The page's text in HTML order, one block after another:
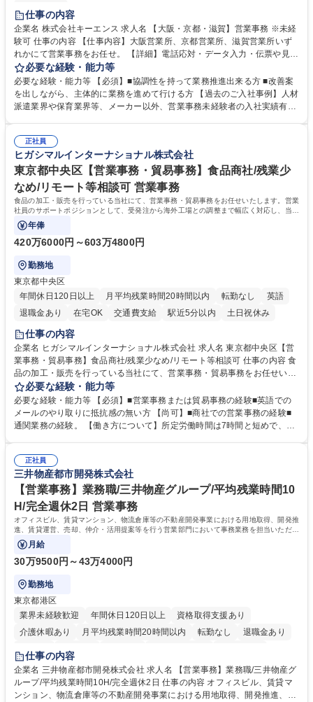
土日祝休み
仕事の内容
企業名 株式会社キーエンス 求人名 【大阪・京都・滋賀】営業事務 ※未経
験可 仕事の内容 【仕事内容】大阪営業所、京都営業所、滋賀営業所いず
れかにて営業事務をお任せ。 【詳細】電話応対・データ入力・伝票や見積
の作成・カタログ送付・来客対応・営業所内で発生する事務業務や業務改
善をお任せ。 【教育制度】ご入社後、育成担当とペアになりながらOJTに
て業務を覚えていただくことが可能です。業務システムがきちんと構築さ
れているため、スムーズに仕事に慣れることができる環境です。また、
募集職種 【大阪・京都・滋賀】営業事務 ※未経験可
必要な経験・能力等
必要な経験・能力等 【必須】■協調性を持って業務推進出来る方 ■改善案
を出しながら、主体的に業務を進めて行ける方 【過去のご入社事例】人材
派遣業界や保育業界等、メーカー以外、営業事務未経験者の入社実績有
えて、お客様や社員の状況に合わせ、能動的なサポート、改善の動きも期
待され。組織を支えるスペシャリストとして、チームに貢献し、結果的に
社員から頼られる存在になることができます。平均19:30の退勤以降の業
務の持ち帰りも禁止されており、メリハリのある働き方となります。 学
歴・資格 学歴：大学院 大学 高専 短大 語学力： 資格：
正社員
ヒガシマルインターナショナル株式会社
東京都中央区【営業事務・貿易事務】食品商社/残業少
なめ/リモート等相談可 営業事務
食品の加工・販売を行っている当社にて、営業事務・貿易事務をお任せいたします。営業
社員のサポートポジションとして、受発注から海外工場との調整まで幅広く対応し、当社
事業の根幹を支えていただきます。
年俸
420万6000円～603万4800円
勤務地
東京都中央区
年間休日120日以上
月平均残業時間20時間以内 転勤なし
英語
退職金あり
在宅OK 交通費支給 駅近5分以内 土日祝休み
仕事の内容
企業名 ヒガシマルインターナショナル株式会社 求人名 東京都中央区【営
業事務・貿易事務】食品商社/残業少なめ/リモート等相談可 仕事の内容 食
品の加工・販売を行っている当社にて、営業事務・貿易事務をお任せいた
します。営業社員のサポートポジションとして、受発注から海外工場との
調整まで幅広く対応し、当社事業の根幹を支えていただきます。 ■受発注
業務、請求書発行 ■海外工場とのスケジュール調整 ■在庫管理 ■輸入書類
の確認・作成 ■配送手配 ■通関業者を通して行う輸出入業全般 ■倉庫との
ルプロデュースしているため、商品に関わる全ての業務をサポート頂きま
す。 募集職種 東京都中央区【営業事務・貿易事務】食品商社/残業少なめ/
リモート等相談可
必要な経験・能力等
必要な経験・能力等 【必須】■営業事務または貿易事務の経験■英語での
メールのやり取りに抵抗感の無い方 【尚可】■商社での営業事務の経験■
通関業務の経験。 【働き方について】所定労働時間は7時間と短めで、残
の強み】1991年の設立以来、外食産業を中心としたお客様の多様なニー
ズに沿った冷凍水産物等の生産・輸入・販売を一貫して手掛けています。
自社工場と海外拠点の強固な連携によるワンストップサービスが最大の強
みです。 学歴・資格 学歴：大学院 大学 語学力：英語 資格：
正社員
三井物産都市開発株式会社
【営業事務】業務職/三井物産グループ/平均残業時間10
H/完全週休2日 営業事務
オフィスビル、賃貸マンション、物流倉庫等の不動産開発事業における用地取得、開発推
進、賃貸運営、売却、仲介・活用提案等を行う営業部門において事務業務を担当いただき
ます。
月給
30万9500円～43万4000円
勤務地
東京都港区
業界未経験歓迎
年間休日120日以上
資格取得支援あり
介護休暇あり
月平均残業時間20時間以内 転勤なし
退職金あり
在宅OK
賞与あり
駅近5分以内
土日祝休み 寮・社宅あり
仕事の内容
企業名 三井物産都市開発株式会社 求人名 【営業事務】業務職/三井物産グ
ループ/平均残業時間10H/完全週休2日 仕事の内容 オフィスビル、賃貸マ
ンション、物流倉庫等の不動産開発事業における用地取得、開発推進、賃